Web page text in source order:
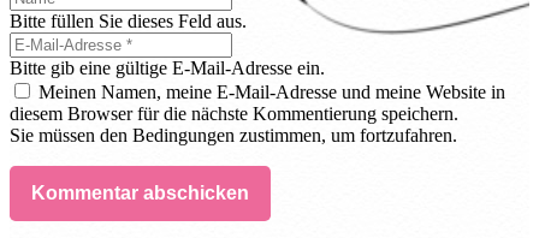
Bitte füllen Sie dieses Feld aus.
Bitte gib eine gültige E-Mail-Adresse ein.
Meinen Namen, meine E-Mail-Adresse und meine Website in
diesem Browser für die nächste Kommentierung speichern.
Sie müssen den Bedingungen zustimmen, um fortzufahren.
Kommentar abschicken